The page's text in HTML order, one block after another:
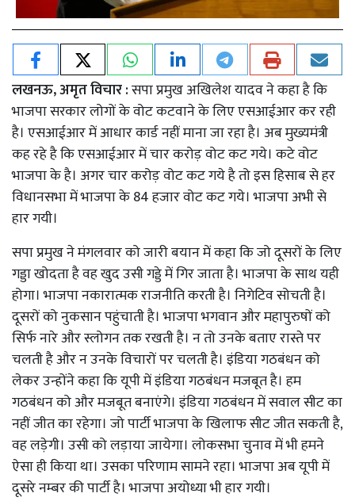
लखनऊ, अमृत विचार :सपा प्रमुख अखिलेश यादव ने कहा है कि
भाजपा सरकार लोगों के वोट कटवाने के लिए एसआईआर कर रही
है। एसआईआर में आधार कार्ड नहीं माना जा रहा है। अब मुख्यमंत्री
कह रहे है कि एसआईआर में चार करोड़ वोट कट गये। कटे वोट
भाजपा के है। अगर चार करोड़ वोट कट गये है तो इस हिसाब से हर
विधानसभा में भाजपा के 84 हजार वोट कट गये। भाजपा अभी से
हार गयी।
सपा प्रमुख ने मंगलवार को जारी बयान में कहा कि जो दूसरों के लिए
गड्डा खोदता है वह खुद उसी गड्डे में गिर जाता है। भाजपा के साथ यही
होगा। भाजपा नकारात्मक राजनीति करती है। निगेटिव सोचती है।
दूसरों को नुकसान पहुंचाती है। भाजपा भगवान और महापुरुषों को
सिर्फ नारे और स्लोगन तक रखती है। न तो उनके बताए रास्ते पर
चलती है और न उनके विचारों पर चलती है। इंडिया गठबंधन को
लेकर उन्होंने कहा कि यूपी में इंडिया गठबंधन मजबूत है। हम
गठबंधन को और मजबूत बनाएंगे। इंडिया गठबंधन में सवाल सीट का
नहीं जीत का रहेगा। जो पार्टी भाजपा के खिलाफ सीट जीत सकती है,
वह लड़ेगी। उसी को लड़ाया जायेगा। लोकसभा चुनाव में भी हमने
ऐसा ही किया था। उसका परिणाम सामने रहा। भाजपा अब यूपी में
दूसरे नम्बर की पार्टी है। भाजपा अयोध्या भी हार गयी।